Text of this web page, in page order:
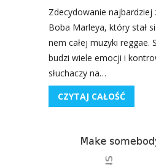
Zde­cy­do­wa­nie naj­bar­dziej
Boba Mar­leya, któ­ry stał
nem całej muzy­ki reg­gae.
budzi wie­le emo­cji i
słu­cha­czy na…
CZYTAJ CAŁOŚĆ